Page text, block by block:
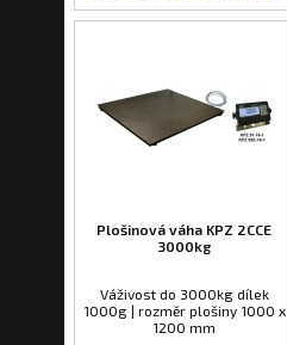
Plošinová váha KPZ 2CCE
3000kg
Váživost do 3000kg dílek
1000g | rozměr plošiny 1000 x
1200 mm